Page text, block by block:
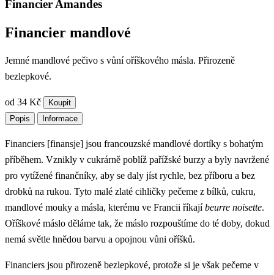
Financier Amandes
Financier mandlové
Jemné mandlové pečivo s vůní oříškového másla. Přirozeně
bezlepkové.
od 34 Kč
Koupit
Popis
Informace
Financiers [finansje] jsou francouzské mandlové dortíky s bohatým
příběhem. Vznikly v cukrárně poblíž pařížské burzy a byly navržené
pro vytížené finančníky, aby se daly jíst rychle, bez příboru a bez
drobků na rukou. Tyto malé zlaté cihličky pečeme z bílků, cukru,
mandlové mouky a másla, kterému ve Francii říkajíbeurre noisette.
Oříškové máslo děláme tak, že máslo rozpouštíme do té doby, dokud
nemá světle hnědou barvu a opojnou vůni oříšků.
Financiers jsou přirozeně bezlepkové, protože si je však pečeme v